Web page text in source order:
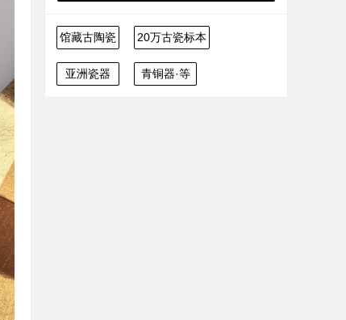
馆藏古陶瓷 20万古瓷标本
亚洲瓷器 青铜器·等